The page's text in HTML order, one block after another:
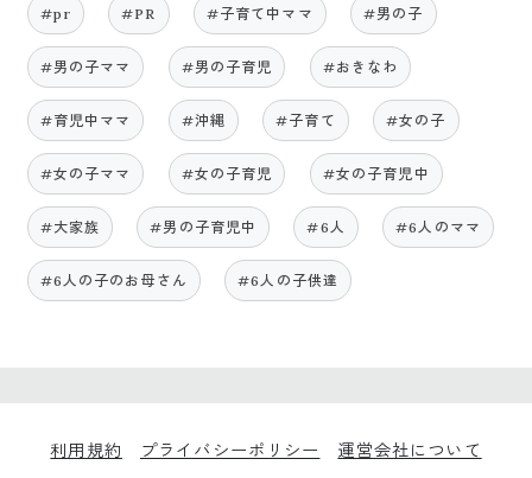
#pr #PR #子育て中ママ #男の子
#男の子ママ #男の子育児 #おきなわ
#育児中ママ #沖縄 #子育て #女の子
#女の子ママ #女の子育児 #女の子育児中
#大家族 #男の子育児中 #6人 #6人のママ
#6人の子のお母さん #6人の子供達
利用規約 プライバシーポリシー 運営会社について